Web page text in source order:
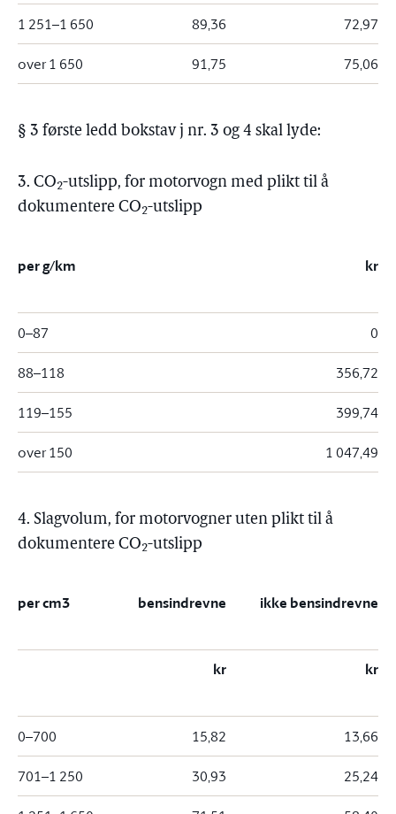
1 251–1 650 89,36 72,97
over 1 650 91,75 75,06
§ 3 første ledd bokstav j nr. 3 og 4 skal lyde:
3. CO2-utslipp, for motorvogn med plikt til å
dokumentere CO2-utslipp
per g/km kr
0–87 0
88–118 356,72
119–155 399,74
over 150 1 047,49
4. Slagvolum, for motorvogner uten plikt til å
dokumentere CO2-utslipp
per cm3 bensindrevne ikke bensindrevne
kr kr
0–700 15,82 13,66
701–1 250 30,93 25,24